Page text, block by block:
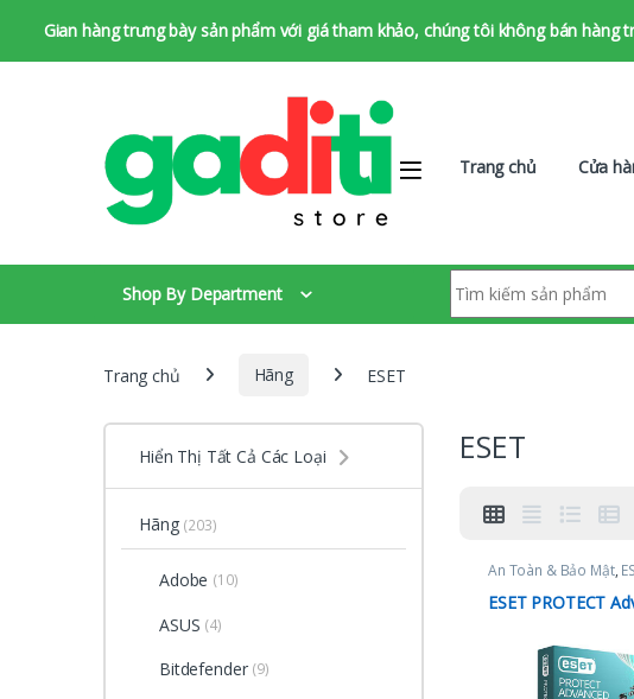
Gian hàng trưng bày sản phẩm với giá tham khảo, chúng tôi không bán hàng
Trang chủ Cửa
Shop By Department
Tìm kiếm:
Trang chủ Hãng ESET
ESET
An Toàn & Bảo Mật,
ESET PROTECT
Hiển Thị Tất Cả Các Loại
Hãng (203)
Adobe (10)
ASUS (4)
Bitdefender (9)